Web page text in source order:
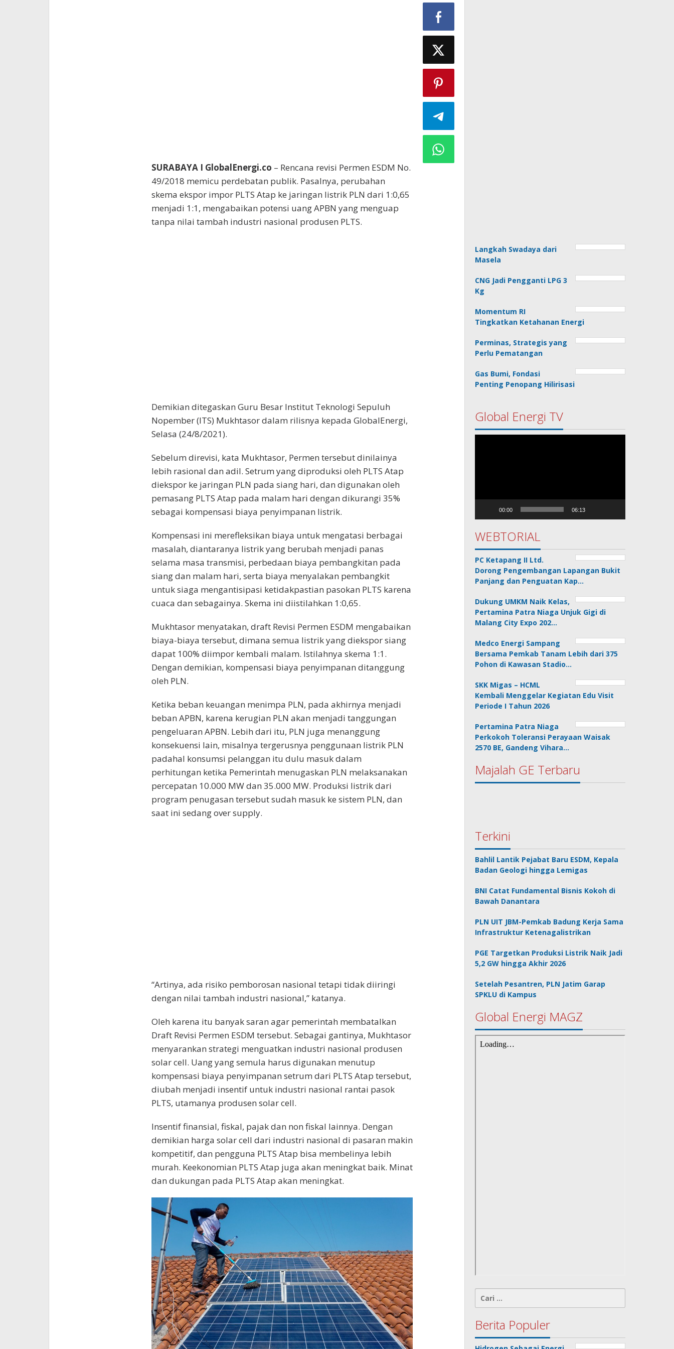
SURABAYA I GlobalEnergi.co – Rencana revisi Permen ESDM No.
49/2018 memicu perdebatan publik. Pasalnya, perubahan
skema ekspor impor PLTS Atap ke jaringan listrik PLN dari 1:0,65
menjadi 1:1, mengabaikan potensi uang APBN yang menguap
tanpa nilai tambah industri nasional produsen PLTS.
Demikian ditegaskan Guru Besar Institut Teknologi Sepuluh
Nopember (ITS) Mukhtasor dalam rilisnya kepada GlobalEnergi,
Selasa (24/8/2021).
Sebelum direvisi, kata Mukhtasor, Permen tersebut dinilainya
lebih rasional dan adil. Setrum yang diproduksi oleh PLTS Atap
diekspor ke jaringan PLN pada siang hari, dan digunakan oleh
pemasang PLTS Atap pada malam hari dengan dikurangi 35%
sebagai kompensasi biaya penyimpanan listrik.
Kompensasi ini merefleksikan biaya untuk mengatasi berbagai
masalah, diantaranya listrik yang berubah menjadi panas
selama masa transmisi, perbedaan biaya pembangkitan pada
siang dan malam hari, serta biaya menyalakan pembangkit
untuk siaga mengantisipasi ketidakpastian pasokan PLTS karena
cuaca dan sebagainya. Skema ini diistilahkan 1:0,65.
Mukhtasor menyatakan, draft Revisi Permen ESDM mengabaikan
biaya-biaya tersebut, dimana semua listrik yang diekspor siang
dapat 100% diimpor kembali malam. Istilahnya skema 1:1.
Dengan demikian, kompensasi biaya penyimpanan ditanggung
oleh PLN.
Ketika beban keuangan menimpa PLN, pada akhirnya menjadi
beban APBN, karena kerugian PLN akan menjadi tanggungan
pengeluaran APBN. Lebih dari itu, PLN juga menanggung
konsekuensi lain, misalnya tergerusnya penggunaan listrik PLN
padahal konsumsi pelanggan itu dulu masuk dalam
perhitungan ketika Pemerintah menugaskan PLN melaksanakan
percepatan 10.000 MW dan 35.000 MW. Produksi listrik dari
program penugasan tersebut sudah masuk ke sistem PLN, dan
saat ini sedang over supply.
“Artinya, ada risiko pemborosan nasional tetapi tidak diiringi
dengan nilai tambah industri nasional,” katanya.
Oleh karena itu banyak saran agar pemerintah membatalkan
Draft Revisi Permen ESDM tersebut. Sebagai gantinya, Mukhtasor
menyarankan strategi menguatkan industri nasional produsen
solar cell. Uang yang semula harus digunakan menutup
kompensasi biaya penyimpanan setrum dari PLTS Atap tersebut,
diubah menjadi insentif untuk industri nasional rantai pasok
PLTS, utamanya produsen solar cell.
Insentif finansial, fiskal, pajak dan non fiskal lainnya. Dengan
demikian harga solar cell dari industri nasional di pasaran makin
kompetitif, dan pengguna PLTS Atap bisa membelinya lebih
murah. Keekonomian PLTS Atap juga akan meningkat baik. Minat
dan dukungan pada PLTS Atap akan meningkat.
Langkah Swadaya dari
Masela
CNG Jadi Pengganti LPG 3
Kg
Momentum RI
Tingkatkan Ketahanan Energi
Perminas, Strategis yang
Perlu Pematangan
Gas Bumi, Fondasi
Penting Penopang Hilirisasi
Global Energi TV
00:00 06:13
WEBTORIAL
PC Ketapang II Ltd.
Dorong Pengembangan Lapangan Bukit
Panjang dan Penguatan Kap…
Dukung UMKM Naik Kelas,
Pertamina Patra Niaga Unjuk Gigi di
Malang City Expo 202…
Medco Energi Sampang
Bersama Pemkab Tanam Lebih dari 375
Pohon di Kawasan Stadio…
SKK Migas – HCML
Kembali Menggelar Kegiatan Edu Visit
Periode I Tahun 2026
Pertamina Patra Niaga
Perkokoh Toleransi Perayaan Waisak
2570 BE, Gandeng Vihara…
Majalah GE Terbaru
Terkini
Bahlil Lantik Pejabat Baru ESDM, Kepala
Badan Geologi hingga Lemigas
BNI Catat Fundamental Bisnis Kokoh di
Bawah Danantara
PLN UIT JBM-Pemkab Badung Kerja Sama
Infrastruktur Ketenagalistrikan
PGE Targetkan Produksi Listrik Naik Jadi
5,2 GW hingga Akhir 2026
Setelah Pesantren, PLN Jatim Garap
SPKLU di Kampus
Global Energi MAGZ
untuk:
Berita Populer